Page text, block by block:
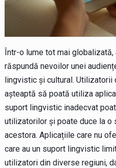
Într-o lume tot mai
răspundă nevoilor unei
lingvistic și cultural.
așteaptă să poată utiliza
suport lingvistic inadecvat
utilizatorilor și poate duce la
acestora. Aplicațiile care nu
care au un suport lingvistic
utilizatori din diverse regiuni,